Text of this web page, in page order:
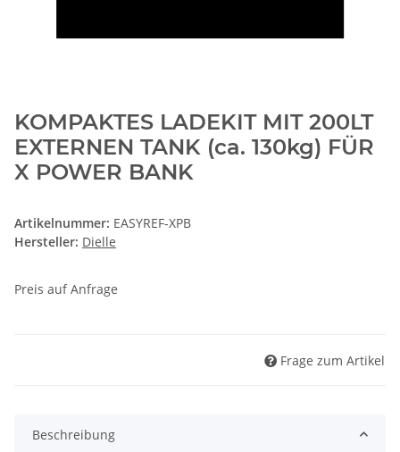
KOMPAKTES LADEKIT MIT 200LT
EXTERNEN TANK (ca. 130kg) FÜR
X POWER BANK
Artikelnummer: EASYREF-XPB
Hersteller: Dielle
Preis auf Anfrage
Frage zum Artikel
Beschreibung